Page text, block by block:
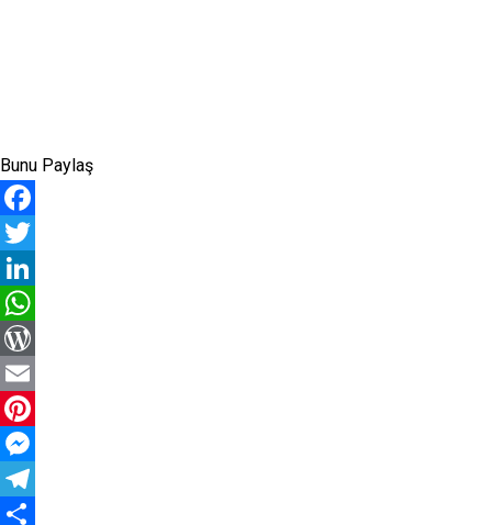
Bunu Paylaş
Facebook
Twitter
LinkedIn
WhatsApp
WordPress
Email
Pinterest
Messenger
Telegram